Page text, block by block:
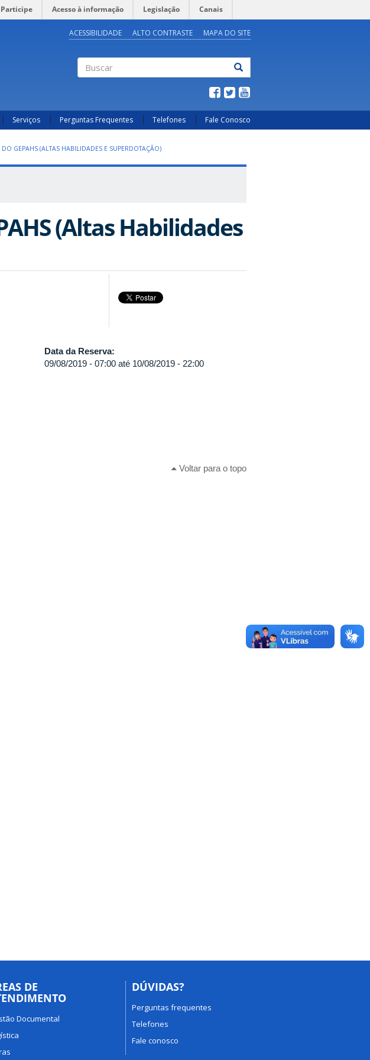
Participe Acesso à informação Legislação Canais
ACESSIBILIDADE ALTO CONTRASTE MAPA DO SITE
Serviços Perguntas Frequentes Telefones Fale Conosco
GEPAHS (ALTAS HABILIDADES E SUPERDOTAÇÃO)
(Altas Habilidades
Data da Reserva:
09/08/2019 - 07:00 até 10/08/2019 - 22:00
Voltar para o topo
DE
Documental
DÚVIDAS?
Perguntas frequentes
Telefones
Fale conosco